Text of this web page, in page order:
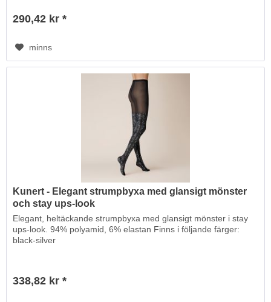
290,42 kr *
minns
Kunert - Elegant strumpbyxa med glansigt mönster
och stay ups-look
Elegant, heltäckande strumpbyxa med glansigt mönster i stay
ups-look. 94% polyamid, 6% elastan Finns i följande färger:
black-silver
338,82 kr *